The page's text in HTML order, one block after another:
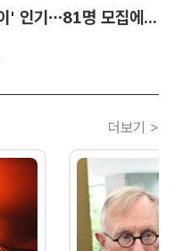
부여군 '여흥민씨고택 두 지역살이' 인기…81명 모집에 712명 몰려
더보기 >